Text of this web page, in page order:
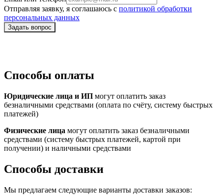
Отправляя заявку, я соглашаюсь с политикой обработки
персональных данных
Способы оплаты
Юридические лица и ИП могут оплатить заказ
безналичными средствами (оплата по счёту, систему быстрых
платежей)
Физические лица могут оплатить заказ безналичными
средствами (систему быстрых платежей, картой при
получении) и наличными средствами
Способы доставки
Мы предлагаем следующие варианты доставки заказов: